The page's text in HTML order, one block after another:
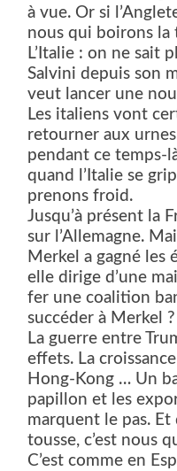
à vue. Or si
nous qui boirons la
L’Italie : on ne sait
Salvini depuis son
veut lancer une
Les italiens vont
retourner aux
pendant ce temps-
quand l’Italie se
prenons froid.
Jusqu’à présent la
sur l’Allemagne.
Merkel a gagné les
elle dirige d’une
fer une coalition
succéder à Merkel
La guerre entre
effets. La
Hong-Kong … Un
papillon et les
marquent le pas. Et
tousse, c’est nous
C’est comme en